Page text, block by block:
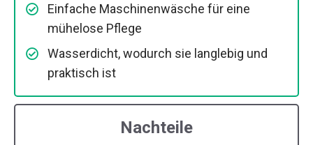
Einfache Maschinenwäsche für eine
mühelose Pflege
Wasserdicht, wodurch sie langlebig und
praktisch ist
Nachteile